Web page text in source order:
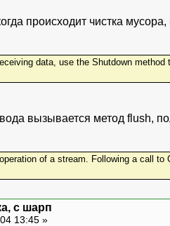
происходит чистка
data, use the Shutdown
вызывается метод flush,
of a stream. Following a call
с шарп
13:45 »